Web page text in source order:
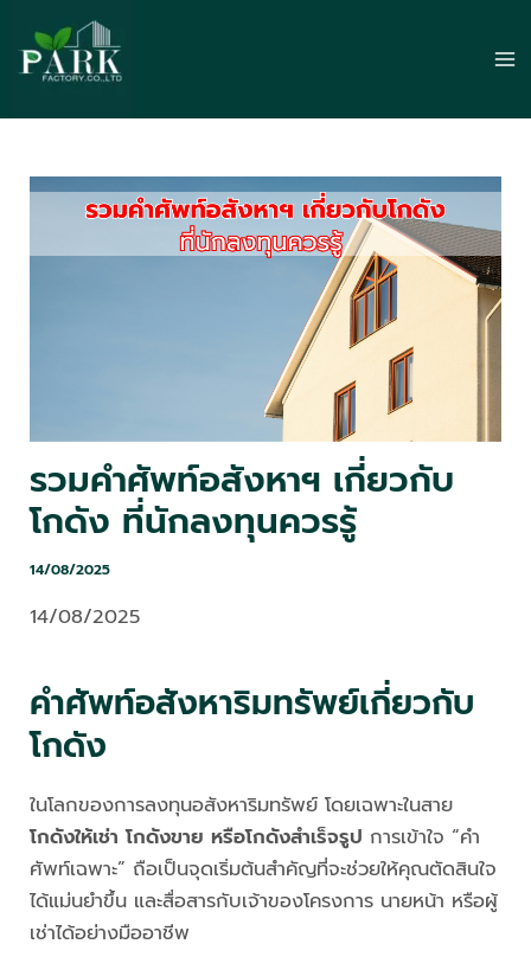
content
รวมคำศัพท์อสังหาฯ เกี่ยวกับ
โกดัง ที่นักลงทุนควรรู้
14/08/2025
14/08/2025
คำศัพท์อสังหาริมทรัพย์เกี่ยวกับ
โกดัง
ในโลกของการลงทุนอสังหาริมทรัพย์ โดยเฉพาะในสาย
โกดังให้เช่า โกดังขาย หรือโกดังสำเร็จรูป การเข้าใจ “คำ
ศัพท์เฉพาะ” ถือเป็นจุดเริ่มต้นสำคัญที่จะช่วยให้คุณตัดสินใจ
ได้แม่นยำขึ้น และสื่อสารกับเจ้าของโครงการ นายหน้า หรือผู้
เช่าได้อย่างมืออาชีพ